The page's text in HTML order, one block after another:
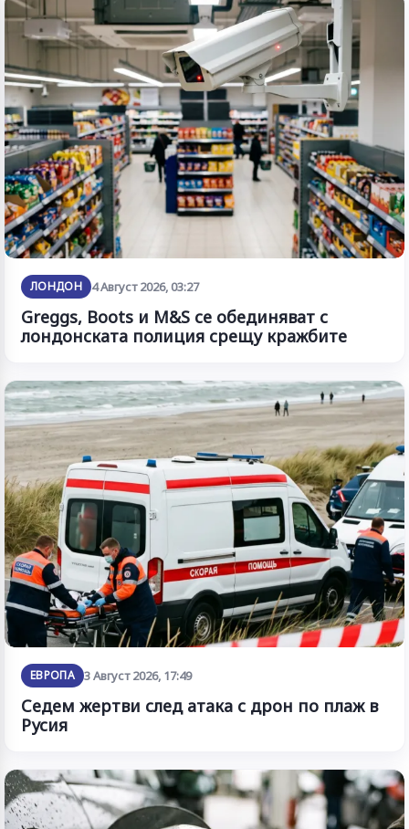
ЛОНДОН 4 Август 2026, 03:27
Greggs, Boots и M&S се обединяват с
лондонската полиция срещу кражбите
ЕВРОПА 3 Август 2026, 17:49
Седем жертви след атака с дрон по плаж в
Русия